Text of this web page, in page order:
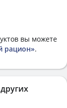
вы можете
рацион».